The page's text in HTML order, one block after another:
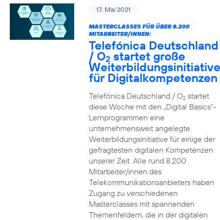
17. Mai 2021
MASTERCLASSES FÜR ÜBER 8.200
MITARBEITER/INNEN:
Telefónica Deutschland
/ O2 startet große
Weiterbildungsinitiative
für Digitalkompetenzen
Telefónica Deutschland / O2startet
diese Woche mit den „Digital Basics“-
Lernprogrammen eine
unternehmensweit angelegte
Weiterbildungsinitiative für einige der
gefragtesten digitalen Kompetenzen
unserer Zeit. Alle rund 8.200
Mitarbeiter/innen des
Telekommunikationsanbieters haben
Zugang zu verschiedenen
Masterclasses mit spannenden
Themenfeldern, die in der digitalen